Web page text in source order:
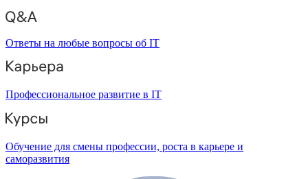
Ответы на любые вопросы об IT
Профессиональное развитие в IT
Обучение для смены профессии, роста в карьере и
саморазвития